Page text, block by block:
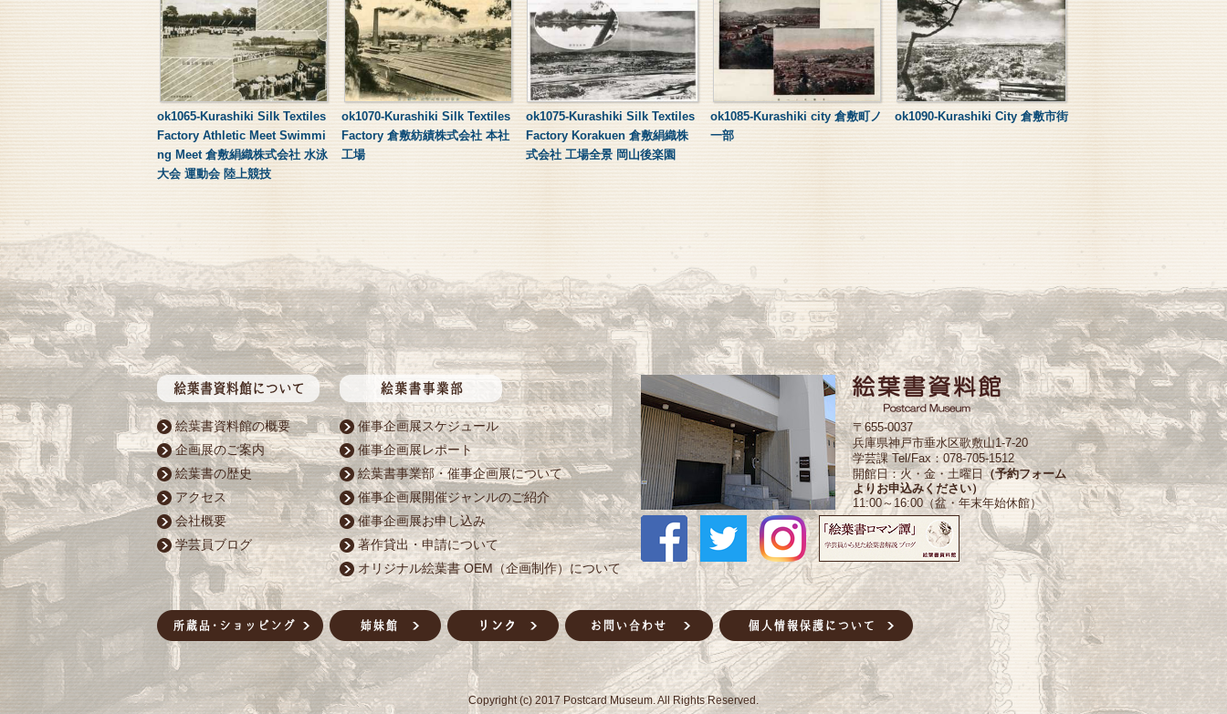
ok1065-Kurashiki Silk Textiles
Factory Athletic Meet Swimmi
ng Meet 倉敷絹織株式会社 水泳
大会 運動会 陸上競技
ok1070-Kurashiki Silk Textiles
Factory 倉敷紡績株式会社 本社
工場
ok1075-Kurashiki Silk Textiles
Factory Korakuen 倉敷絹織株
式会社 工場全景 岡山後楽園
ok1085-Kurashiki city 倉敷町ノ
一部
ok1090-Kurashiki City 倉敷市街
絵葉書資料館の概要
企画展のご案内
絵葉書の歴史
アクセス
会社概要
学芸員ブログ
催事企画展スケジュール
催事企画展レポート
絵葉書事業部・催事企画展について
催事企画展開催ジャンルのご紹介
催事企画展お申し込み
著作貸出・申請について
オリジナル絵葉書 OEM（企画制作）について
〒655-0037
兵庫県神戸市垂水区歌敷山1-7-20
学芸課 Tel/Fax：078-705-1512
開館日：火・金・土曜日 （予約フォーム
よりお申込みください）
11:00～16:00（盆・年末年始休館）
Copyright (c) 2017 Postcard Museum. All Rights Reserved.